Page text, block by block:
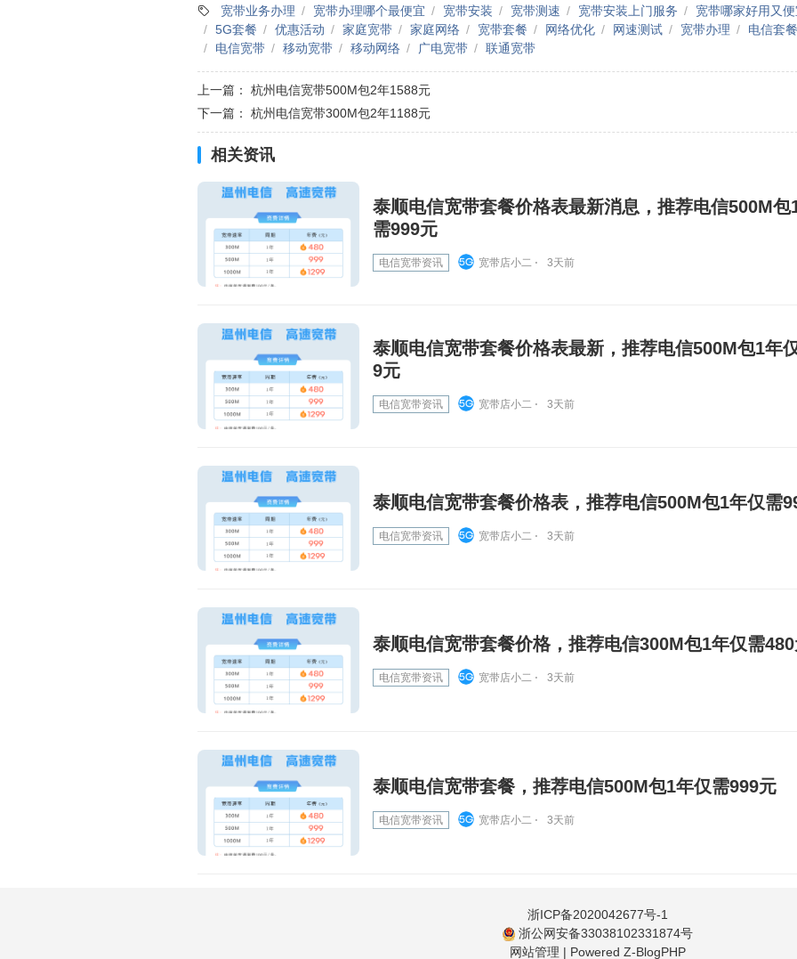
宽带业务办理 宽带办理哪个最便宜 宽带安装 宽带测速 宽带安装上门服务
宽带哪家好用又
5G套餐
优惠活动 家庭宽带 家庭网络 宽带套餐 网络优化 网速测试 宽带办理
电信套餐
电信宽带
移动宽带 移动网络 广电宽带 联通宽带
上一篇： 杭州电信宽带500M包2年1588元
下一篇： 杭州电信宽带300M包2年1188元
相关资讯
泰顺电信宽带套餐价格表最新消息，推荐电信500M包
需999元
电信宽带资讯 宽带店小二 ⋅ 3天前
泰顺电信宽带套餐价格表最新，推荐电信500M包1年
9元
电信宽带资讯 宽带店小二 ⋅ 3天前
泰顺电信宽带套餐价格表，推荐电信500M包1年仅需
电信宽带资讯 宽带店小二 ⋅ 3天前
泰顺电信宽带套餐价格，推荐电信300M包1年仅需
电信宽带资讯 宽带店小二 ⋅ 3天前
泰顺电信宽带套餐，推荐电信500M包1年仅需999元
电信宽带资讯 宽带店小二 ⋅ 3天前
浙ICP备2020042677号-1
浙公网安备33038102331874号
网站管理 | Powered Z-BlogPHP